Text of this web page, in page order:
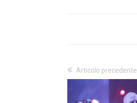
Articolo precedente